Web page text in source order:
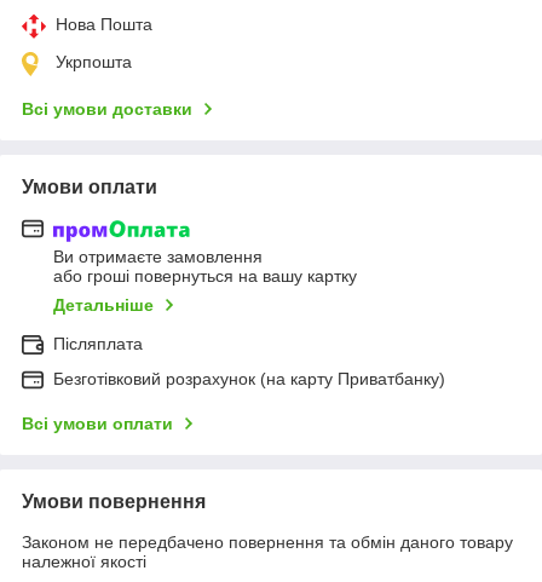
Нова Пошта
Укрпошта
Всі умови доставки
Умови оплати
Ви отримаєте замовлення
або гроші повернуться на вашу картку
Детальніше
Післяплата
Безготівковий розрахунок (на карту Приватбанку)
Всі умови оплати
Умови повернення
Законом не передбачено повернення та обмін даного товару
належної якості